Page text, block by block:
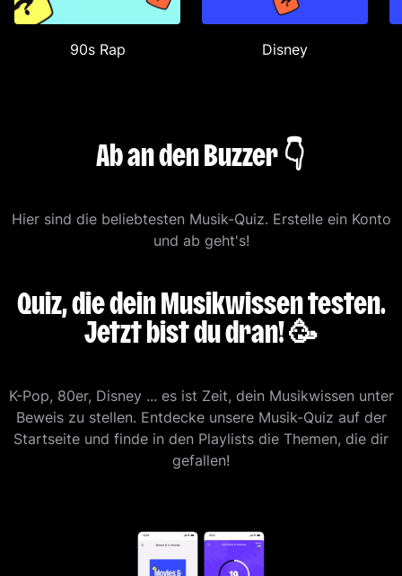
Ab an den Buzzer 👇
Hier sind die beliebtesten Musik-Quiz. Erstelle ein Konto
und ab geht's!
90s Rap Disney
Quiz, die dein Musikwissen testen.
Jetzt bist du dran! 🥳
K-Pop, 80er, Disney ... es ist Zeit, dein Musikwissen unter
Beweis zu stellen. Entdecke unsere Musik-Quiz auf der
Startseite und finde in den Playlists die Themen, die dir
gefallen!